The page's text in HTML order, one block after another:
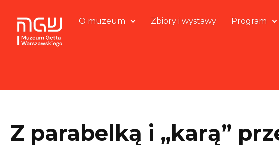
O muzeum Zbiory i wystawy Program
Z parabelką i „karą”